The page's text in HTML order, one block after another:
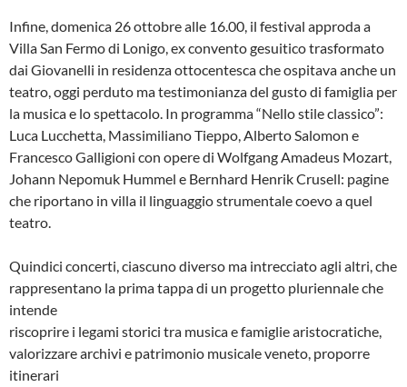
Infine, domenica 26 ottobre alle 16.00, il festival approda a
Villa San Fermo di Lonigo, ex convento gesuitico trasformato
dai Giovanelli in residenza ottocentesca che ospitava anche un
teatro, oggi perduto ma testimonianza del gusto di famiglia per
la musica e lo spettacolo. In programma “Nello stile classico”:
Luca Lucchetta, Massimiliano Tieppo, Alberto Salomon e
Francesco Galligioni con opere di Wolfgang Amadeus Mozart,
Johann Nepomuk Hummel e Bernhard Henrik Crusell: pagine
che riportano in villa il linguaggio strumentale coevo a quel
teatro.
Quindici concerti, ciascuno diverso ma intrecciato agli altri, che
rappresentano la prima tappa di un progetto pluriennale che
intende
riscoprire i legami storici tra musica e famiglie aristocratiche,
valorizzare archivi e patrimonio musicale veneto, proporre
itinerari